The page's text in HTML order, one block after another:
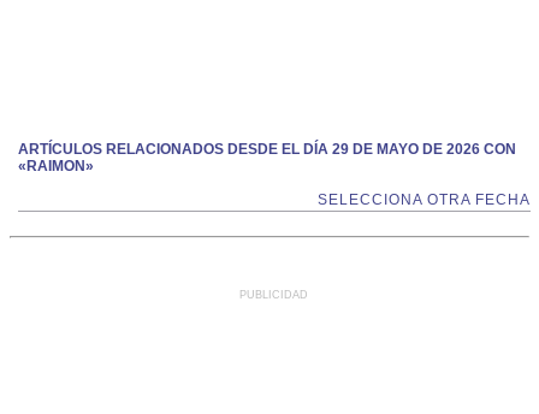
ARTÍCULOS RELACIONADOS DESDE EL DÍA 29 DE MAYO DE 2026 CON
«RAIMON»
SELECCIONA OTRA FECHA
PUBLICIDAD